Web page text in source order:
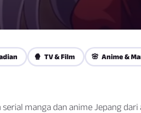
🍿 TV & Film 🌸 Anime &
serial manga dan anime Jepang